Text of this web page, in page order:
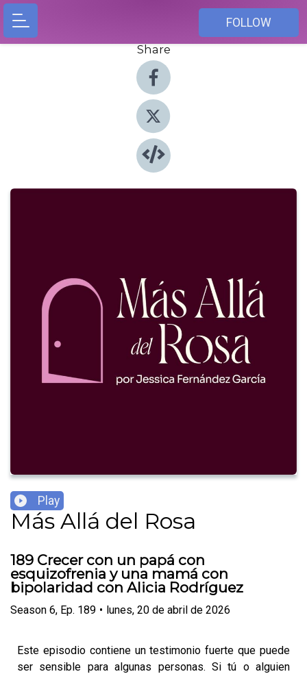
FOLLOW
Share
Play
Más Allá del Rosa
189 Crecer con un papá con
esquizofrenia y una mamá con
bipolaridad con Alicia Rodríguez
Season 6, Ep. 189 • lunes, 20 de abril de 2026
Este episodio contiene un testimonio fuerte que puede
ser sensible para algunas personas. Si tú o alguien